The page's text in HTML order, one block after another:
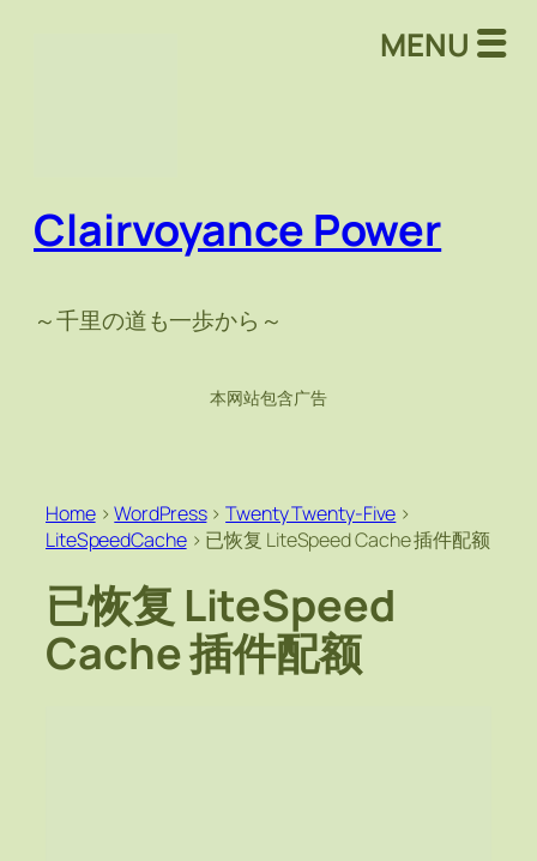
Clairvoyance Power
～千里の道も一歩から～
本网站包含广告
Home>WordPress>Twenty Twenty-Five >
LiteSpeedCache> 已恢复 LiteSpeed Cache 插件配额
已恢复 LiteSpeed
Cache 插件配额
MENU